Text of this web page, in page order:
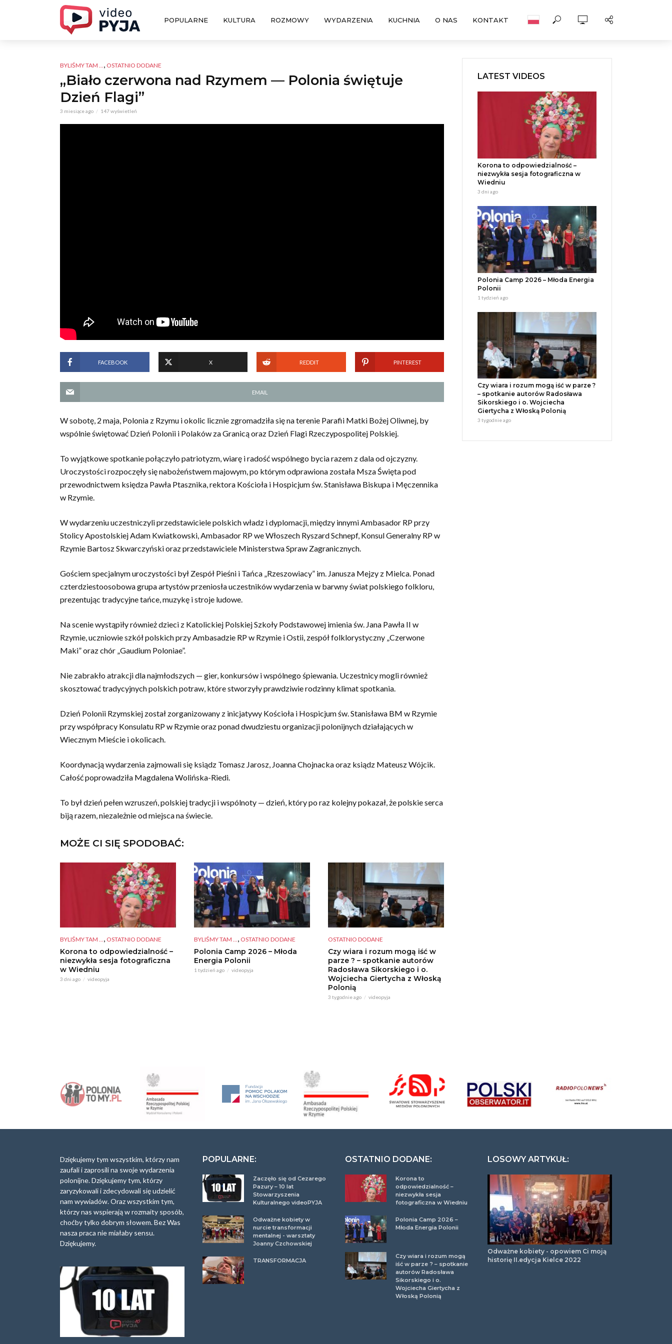
POPULARNE KULTURA ROZMOWY WYDARZENIA KUCHNIA O NAS KONTAKT
BYLIŚMY TAM ..., OSTATNIO DODANE
„Biało czerwona nad Rzymem — Polonia świętuje
Dzień Flagi”
3 miesiące ago 147 wyświetleń
FACEBOOK X REDDIT PINTEREST
EMAIL
W sobotę, 2 maja, Polonia z Rzymu i okolic licznie zgromadziła się na terenie Parafii Matki Bożej Oliwnej, by
wspólnie świętować Dzień Polonii i Polaków za Granicą oraz Dzień Flagi Rzeczypospolitej Polskiej.
To wyjątkowe spotkanie połączyło patriotyzm, wiarę i radość wspólnego bycia razem z dala od ojczyzny.
Uroczystości rozpoczęły się nabożeństwem majowym, po którym odprawiona została Msza Święta pod
przewodnictwem księdza Pawła Ptasznika, rektora Kościoła i Hospicjum św. Stanisława Biskupa i Męczennika
w Rzymie.
W wydarzeniu uczestniczyli przedstawiciele polskich władz i dyplomacji, między innymi Ambasador RP przy
Stolicy Apostolskiej Adam Kwiatkowski, Ambasador RP we Włoszech Ryszard Schnepf, Konsul Generalny RP w
Rzymie Bartosz Skwarczyński oraz przedstawiciele Ministerstwa Spraw Zagranicznych.
Gościem specjalnym uroczystości był Zespół Pieśni i Tańca „Rzeszowiacy” im. Janusza Mejzy z Mielca. Ponad
czterdziestoosobowa grupa artystów przeniosła uczestników wydarzenia w barwny świat polskiego folkloru,
prezentując tradycyjne tańce, muzykę i stroje ludowe.
Na scenie wystąpiły również dzieci z Katolickiej Polskiej Szkoły Podstawowej imienia św. Jana Pawła II w
Rzymie, uczniowie szkół polskich przy Ambasadzie RP w Rzymie i Ostii, zespół folklorystyczny „Czerwone
Maki” oraz chór „Gaudium Poloniae”.
Nie zabrakło atrakcji dla najmłodszych — gier, konkursów i wspólnego śpiewania. Uczestnicy mogli również
skosztować tradycyjnych polskich potraw, które stworzyły prawdziwie rodzinny klimat spotkania.
Dzień Polonii Rzymskiej został zorganizowany z inicjatywy Kościoła i Hospicjum św. Stanisława BM w Rzymie
przy współpracy Konsulatu RP w Rzymie oraz ponad dwudziestu organizacji polonijnych działających w
Wiecznym Mieście i okolicach.
Koordynacją wydarzenia zajmowali się ksiądz Tomasz Jarosz, Joanna Chojnacka oraz ksiądz Mateusz Wójcik.
Całość poprowadziła Magdalena Wolińska-Riedi.
To był dzień pełen wzruszeń, polskiej tradycji i wspólnoty — dzień, który po raz kolejny pokazał, że polskie serca
biją razem, niezależnie od miejsca na świecie.
MOŻE CI SIĘ SPODOBAĆ:
BYLIŚMY TAM ..., OSTATNIO DODANE
Korona to odpowiedzialność –
niezwykła sesja fotograficzna
w Wiedniu
3 dni ago videopyja
BYLIŚMY TAM ..., OSTATNIO DODANE
Polonia Camp 2026 – Młoda
Energia Polonii
1 tydzień ago videopyja
OSTATNIO DODANE
Czy wiara i rozum mogą iść w
parze ? – spotkanie autorów
Radosława Sikorskiego i o.
Wojciecha Giertycha z Włoską
Polonią
3 tygodnie ago videopyja
LATEST VIDEOS
Korona to odpowiedzialność –
niezwykła sesja fotograficzna w
Wiedniu
3 dni ago
Polonia Camp 2026 – Młoda Energia
Polonii
1 tydzień ago
Czy wiara i rozum mogą iść w parze ?
– spotkanie autorów Radosława
Sikorskiego i o. Wojciecha
Giertycha z Włoską Polonią
3 tygodnie ago
Dziękujemy tym wszystkim, którzy nam
zaufali i zaprosili na swoje wydarzenia
polonijne. Dziękujemy tym, którzy
zaryzykowali i zdecydowali się udzielić
nam wywiadów. Oraz wszystkim tym,
którzy nas wspierają w rozmaity sposób,
choćby tylko dobrym słowem. Bez Was
nasza praca nie miałaby sensu.
Dziękujemy.
POPULARNE:
Zaczęło się od Cezarego
Pazury – 10 lat
Stowarzyszenia
Kulturalnego videoPYJA
Odważne kobiety w
nurcie transformacji
mentalnej - warsztaty
Joanny Czchowskiej
TRANSFORMACJA
OSTATNIO DODANE:
Korona to
odpowiedzialność –
niezwykła sesja
fotograficzna w Wiedniu
Polonia Camp 2026 –
Młoda Energia Polonii
Czy wiara i rozum mogą
iść w parze ? – spotkanie
autorów Radosława
Sikorskiego i o.
Wojciecha Giertycha z
Włoską Polonią
LOSOWY ARTYKUŁ:
Odważne kobiety - opowiem Ci moją
historię II.edycja Kielce 2022